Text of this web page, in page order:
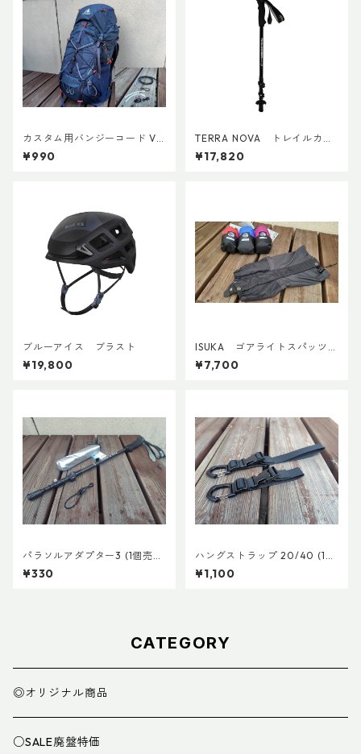
カスタム用バンジーコード Ve
r.3
¥990
TERRA NOVA トレイルカー
ボンADDカスタム Ver.2 (ペ
ア)
¥17,820
ブルーアイス ブラスト
¥19,800
ISUKA ゴアライトスパッツカ
スタム BASE
¥7,700
パラソルアダプター3 (1個売
り)
¥330
ハングストラップ 20/40 (1
本)
¥1,100
CATEGORY
◎オリジナル商品
○SALE廃盤特価